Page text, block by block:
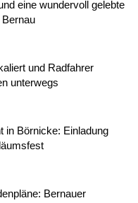
eine wundervoll gelebte
und Radfahrer
unterwegs
in Börnicke: Einladung
Bernauer